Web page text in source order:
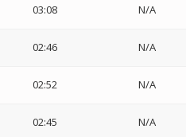
03:08 N/A
02:46 N/A
02:52 N/A
02:45 N/A